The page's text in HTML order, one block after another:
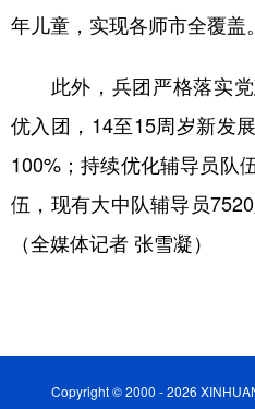
年儿童，实现各师市全覆盖。
此外，兵团严格落实党
优入团，14至15周岁新发
100%；持续优化辅导员队
伍，现有大中队辅导员
（全媒体记者 张雪凝）
Copyright © 2000 - 2026